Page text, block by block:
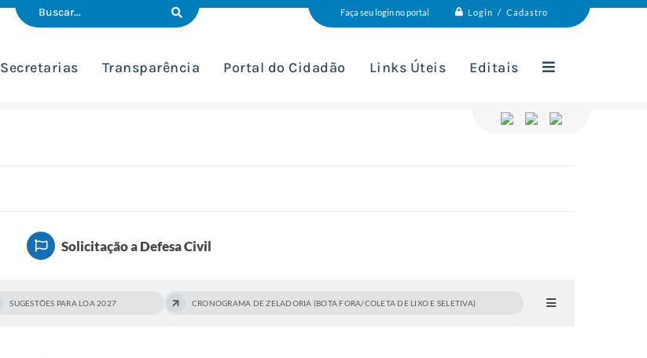
Faça seu login no portal Login / Cadastro
Secretarias Transparência Portal do Cidadão Links Úteis Editais
Solicitação a Defesa Civil
SUGESTÕES PARA LOA 2027 CRONOGRAMA DE ZELADORIA (BOTA FORA/COLETA DE LIXO E SELETIVA)